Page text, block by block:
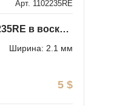
Арт. 1102235RE
Ладанка 1102235RE в воске (опт)
Ширина: 2.1 мм
5 $